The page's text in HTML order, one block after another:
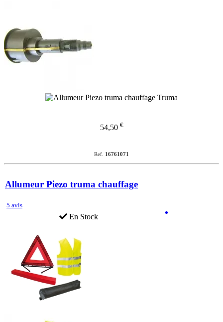
54,50 €
Ref. 16761071
Allumeur Piezo truma chauffage
5 avis
En Stock